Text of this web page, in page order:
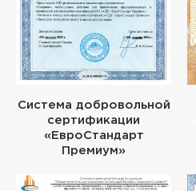
Система добровольной
сертификации
«ЕвроСтандарт
Премиум»